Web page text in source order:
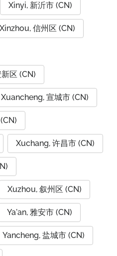
Xinyi, 新沂市 (CN)
Xinzhou, 信州区 (CN)
区 (CN)
Xuancheng, 宣城市 (CN)
Xuchang, 许昌市 (CN)
Xuzhou, 叙州区 (CN)
Ya'an, 雅安市 (CN)
Yancheng, 盐城市 (CN)